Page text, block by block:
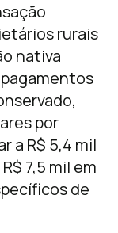
rurais
nativa
por
a R$ 5,4 mil
7,5 mil em
de